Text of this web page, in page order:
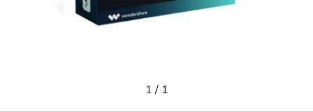
1/ 1